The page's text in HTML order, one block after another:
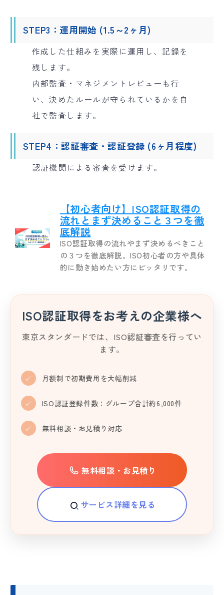
STEP3：運用開始 (1.5～2ヶ月)
作成した仕組みを実際に運用し、記録を
残します。
内部監査・マネジメントレビューも行
い、決めたルールが守られているかを自
社で監査します。
STEP4：認証審査・認証登録 (6ヶ月程度)
認証機関による審査を受けます。
【初心者向け】ISO認証取得の
流れとまず決めること３つを徹
底解説
ISO認証取得の流れやまず決めるべきこと
の３つを徹底解説。ISO初心者の方や具体
的に動き始めたい方にピッタリです。
ISO認証取得をお考えの企業様へ
東京スタンダードでは、ISO認証審査を行ってい
ます。
✓ 月額制で初期費用を大幅削減
✓ ISO認証登録件数：グループ合計約6,000件
✓ 無料相談・お見積り対応
無料相談・お見積り
サービス詳細を見る